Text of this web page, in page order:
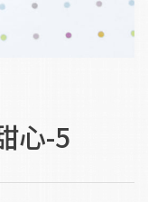
心-5